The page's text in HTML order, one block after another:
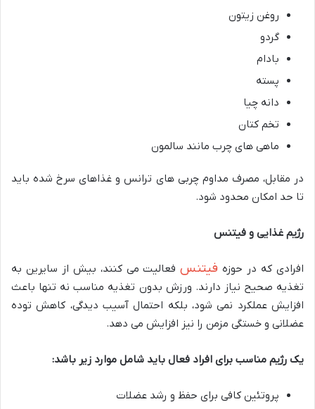
روغن زیتون
گردو
بادام
پسته
دانه چیا
تخم کتان
ماهی های چرب مانند سالمون
در مقابل، مصرف مداوم چربی های ترانس و غذاهای سرخ شده باید
تا حد امکان محدود شود.
رژیم غذایی و فیتنس
افرادی که در حوزه فیتنسفعالیت می کنند، بیش از سایرین به
تغذیه صحیح نیاز دارند. ورزش بدون تغذیه مناسب نه تنها باعث
افزایش عملکرد نمی شود، بلکه احتمال آسیب دیدگی، کاهش توده
عضلانی و خستگی مزمن را نیز افزایش می دهد.
یک رژیم مناسب برای افراد فعال باید شامل موارد زیر باشد:
پروتئین کافی برای حفظ و رشد عضلات